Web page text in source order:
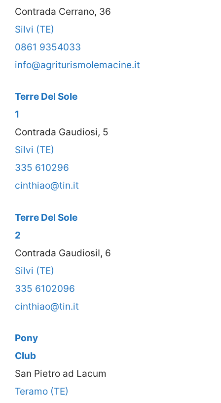
Contrada Cerrano, 36
Silvi (TE)
0861 9354033
info@agriturismolemacine.it
Terre Del Sole
1
Contrada Gaudiosi, 5
Silvi (TE)
335 610296
cinthiao@tin.it
Terre Del Sole
2
Contrada GaudiosiI, 6
Silvi (TE)
335 6102096
cinthiao@tin.it
Pony
Club
San Pietro ad Lacum
Teramo (TE)